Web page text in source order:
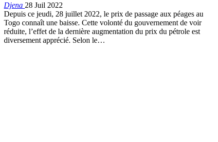
Djena 28 Juil 2022
Depuis ce jeudi, 28 juillet 2022, le prix de passage aux péages au
Togo connaît une baisse. Cette volonté du gouvernement de voir
réduite, l’effet de la dernière augmentation du prix du pétrole est
diversement apprécié. Selon le…